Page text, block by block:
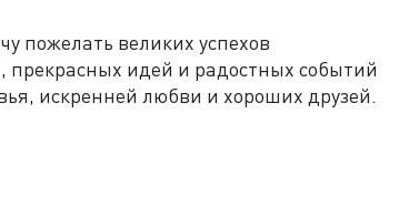
пожелать великих успехов
прекрасных идей и радостных событий
искренней любви и хороших друзей.